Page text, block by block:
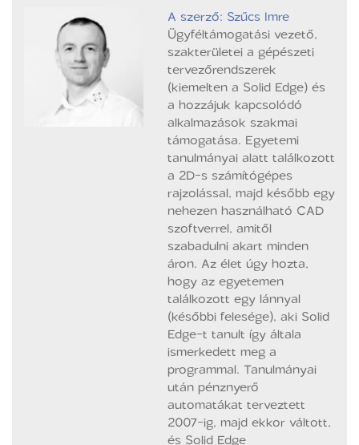
A szerző: Szűcs Imre
Ügyféltámogatási vezető,
szakterületei a gépészeti
tervezőrendszerek
(kiemelten a Solid Edge) és
a hozzájuk kapcsolódó
alkalmazások szakmai
támogatása. Egyetemi
tanulmányai alatt találkozott
a 2D-s számítógépes
rajzolással, majd később egy
nehezen használható CAD
szoftverrel, amitől
szabadulni akart minden
áron. Az élet úgy hozta,
hogy az egyetemen
találkozott egy lánnyal
(későbbi felesége), aki Solid
Edge-t tanult így általa
ismerkedett meg a
programmal. Tanulmányai
után pénznyerő
automatákat terveztett
2007-ig, majd ekkor váltott,
és Solid Edge